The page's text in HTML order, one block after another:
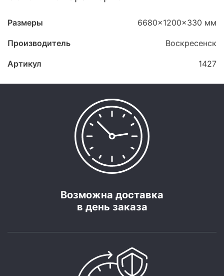
Размеры 6680x1200x330 мм
Производитель Воскресенск
Артикул 1427
Возможна доставка
в день заказа